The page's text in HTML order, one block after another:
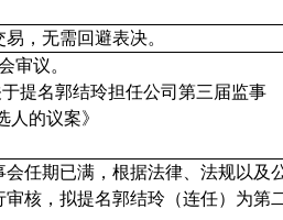
，无需回避表决。
审议。
于提名郭结玲担任公司第三届监事
人的议案》
会任期已满，根据法律、法规以
核，拟提名郭结玲（连任）为